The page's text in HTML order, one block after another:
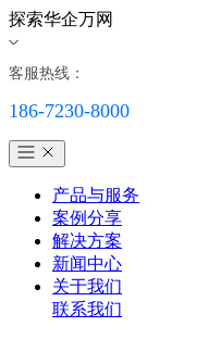
探索华企万网
客服热线：
186-7230-8000
产品与服务
案例分享
解决方案
新闻中心
关于我们
联系我们